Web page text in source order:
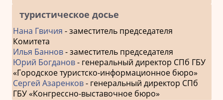
туристическое досье
Нана Гвичия - заместитель председателя
Комитета
Илья Баннов- заместитель председателя
Юрий Богданов- генеральный директор СПб ГБУ
«Городское туристско-информационное бюро»
Сергей Азаренков- генеральный директор СПб
ГБУ «Конгрессно-выставочное бюро»